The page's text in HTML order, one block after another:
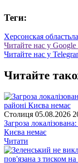
Теги:
Херсонская область
Читайте нас у
Читайте нас у
Читайте
Столиця 05.08.2026
Загроза
Києва немає
Читати